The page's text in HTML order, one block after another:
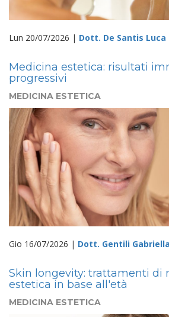
Lun 20/07/2026 | Dott. De Santis Luca
Medicina estetica: risultati
progressivi
MEDICINA ESTETICA
Gio 16/07/2026 | Dott. Gentili Gabriella
Skin longevity: trattamenti di
estetica in base all'età
MEDICINA ESTETICA